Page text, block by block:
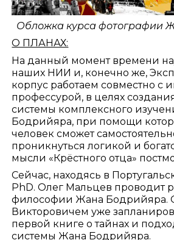
Обложка курса фотографии
О ПЛАНАХ:
На данный момент времени
наших НИИ и, конечно же,
корпус работаем совместно с
профессурой, в целях
системы комплексного
Бодрийяра, при помощи
человек сможет
проникнуться логикой и
мысли «Крёстного отца»
Сейчас, находясь в
PhD. Олег Мальцев проводит
философии Жана Бодрийяра.
Викторовичем уже
первой книге о тайнах и
системы Жана Бодрийяра.